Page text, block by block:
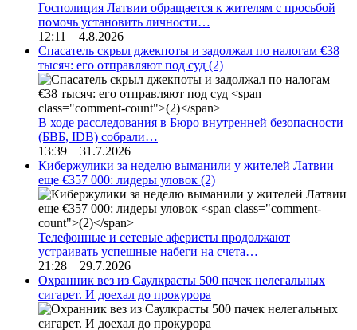
Госполиция Латвии обращается к жителям с просьбой
помочь установить личности…
12:11 4.8.2026
Спасатель скрыл джекпоты и задолжал по налогам €38
тысяч: его отправляют под суд (2)
В ходе расследования в Бюро внутренней безопасности
(БВБ, IDB) собрали…
13:39 31.7.2026
Кибержулики за неделю выманили у жителей Латвии
еще €357 000: лидеры уловок (2)
Телефонные и сетевые аферисты продолжают
устраивать успешные набеги на счета…
21:28 29.7.2026
Охранник вез из Саулкрасты 500 пачек нелегальных
сигарет. И доехал до прокурора